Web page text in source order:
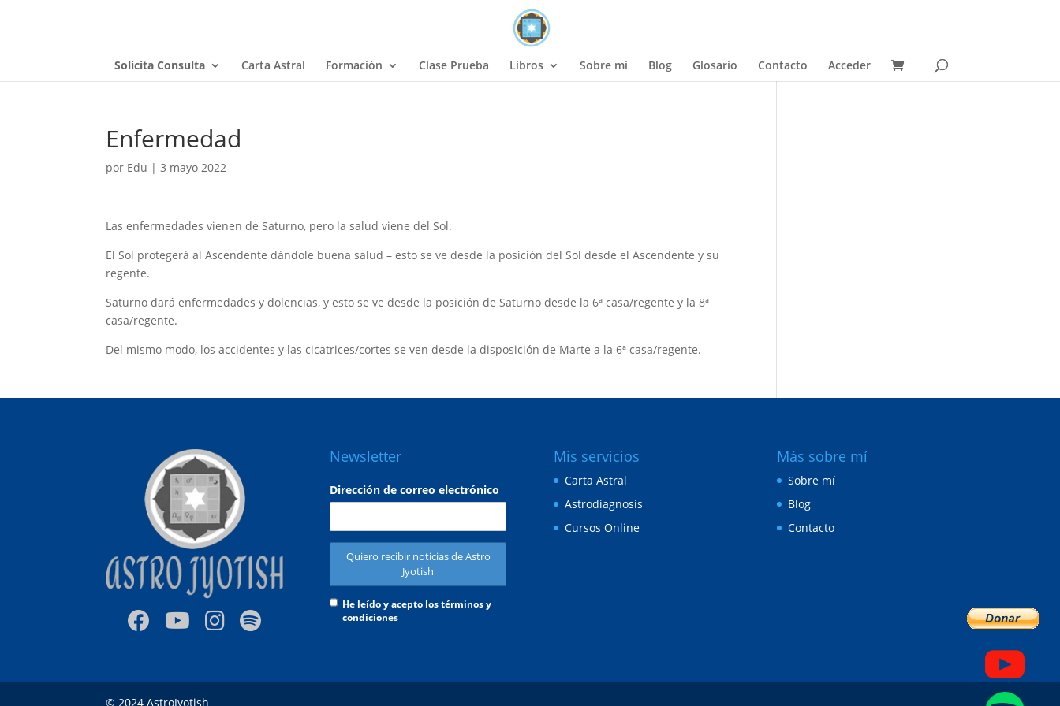
Solicita Consulta Carta Astral Formación Clase Prueba Libros Sobre mí Blog Glosario Contacto Acceder
Enfermedad
por Edu |3 mayo 2022
Las enfermedades vienen de Saturno, pero la salud viene del Sol.
El Sol protegerá al Ascendente dándole buena salud – esto se ve desde la posición del Sol desde el Ascendente y su
regente.
Saturno dará enfermedades y dolencias, y esto se ve desde la posición de Saturno desde la 6ª casa/regente y la 8ª
casa/regente.
Del mismo modo, los accidentes y las cicatrices/cortes se ven desde la disposición de Marte a la 6ª casa/regente.
Newsletter
Dirección de correo electrónico
He leído y acepto los términos y
condiciones
Mis servicios
Carta Astral
Astrodiagnosis
Cursos Online
Más sobre mí
Sobre mí
Blog
Contacto
© 2024 AstroJyotish